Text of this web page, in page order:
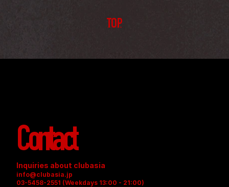
TOP
Contact
Inquiries about clubasia
info@clubasia.jp
03-5458-2551 (Weekdays 13:00 - 21:00)